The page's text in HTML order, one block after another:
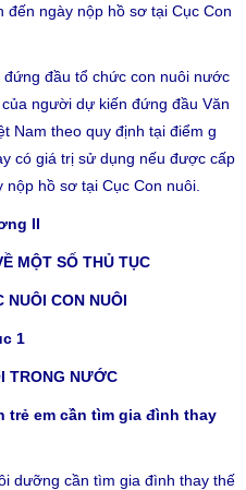
ngày nộp hồ sơ tại Cục Con
đầu tổ chức con nuôi nước
người dự kiến đứng đầu Văn
Nam theo quy định tại điểm g
có giá trị sử dụng nếu được cấp
hồ sơ tại Cục Con nuôi.
II
MỘT SỐ THỦ TỤC
NUÔI CON NUÔI
1
TRONG NƯỚC
trẻ em cần tìm gia đình thay
dưỡng cần tìm gia đình thay thế